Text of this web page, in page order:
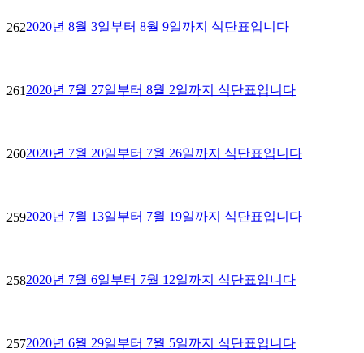
2622020년 8월 3일부터 8월 9일까지 식단표입니다
261 2020년 7월 27일부터 8월 2일까지 식단표입니다
2602020년 7월 20일부터 7월 26일까지 식단표입니다
2592020년 7월 13일부터 7월 19일까지 식단표입니다
2582020년 7월 6일부터 7월 12일까지 식단표입니다
2572020년 6월 29일부터 7월 5일까지 식단표입니다